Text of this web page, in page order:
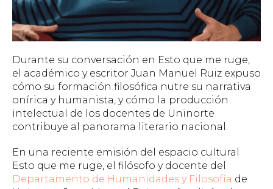
Durante su conversación en Esto que me ruge,
el académico y escritor Juan Manuel Ruiz expuso
cómo su formación filosófica nutre su narrativa
onírica y humanista, y cómo la producción
intelectual de los docentes de Uninorte
contribuye al panorama literario nacional.
En una reciente emisión del espacio cultural
Esto que me ruge , el filósofo y docente del
Departamento de Humanidades y Filosofía de